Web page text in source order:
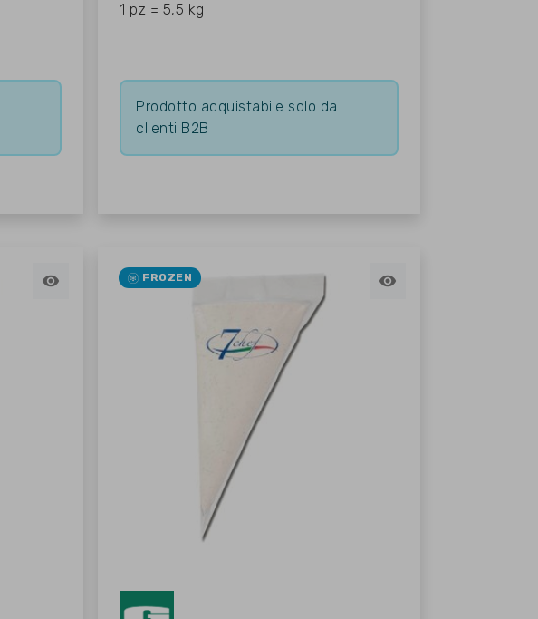
1 pz = 5,5 kg
Prodotto acquistabile solo da
clienti B2B
 FROZEN 